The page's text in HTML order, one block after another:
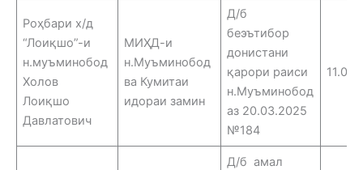
Роҳбари х/д
“Лоиқшо”-и
н.муъминобод
Холов
Лоиқшо
Давлатович
МИҲД-и
н.Муъминобод
ва Кумитаи
идораи замин
Д/б
беэътибор
донистани
қарори раиси
н.Муъминобод
аз 20.03.2025
№184
Д/б амал